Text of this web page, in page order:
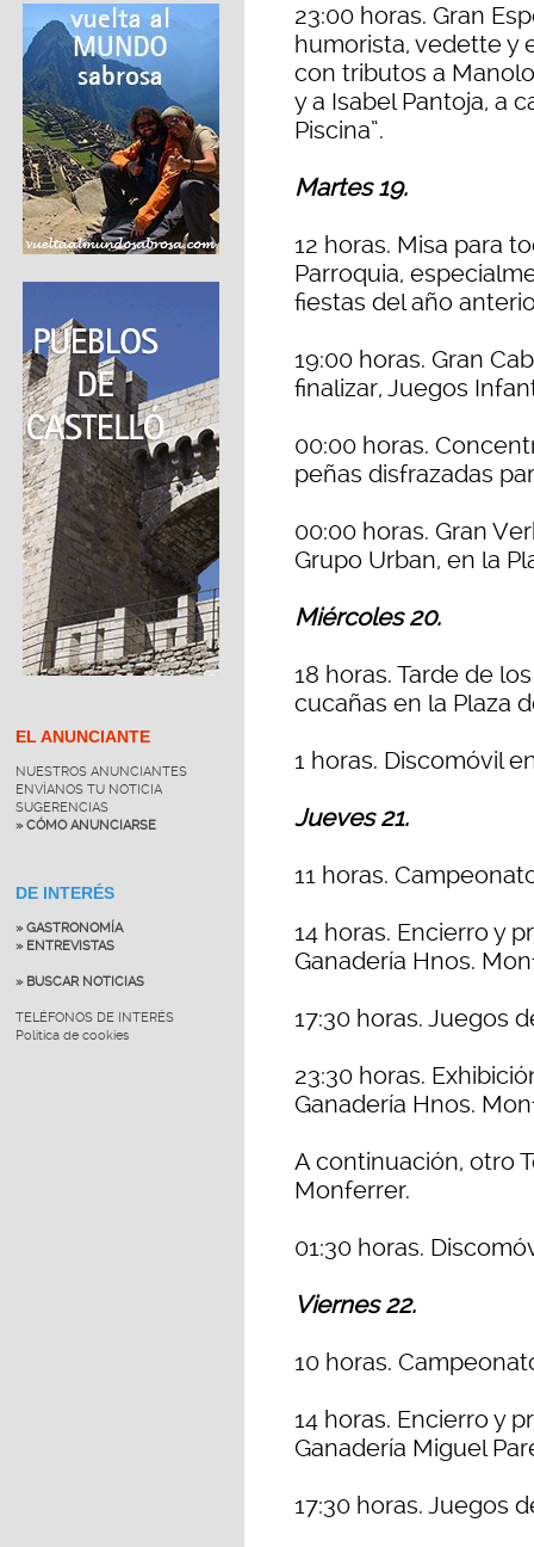
EL ANUNCIANTE
NUESTROS ANUNCIANTES
ENVÍANOS TU NOTICIA
SUGERENCIAS
» CÓMO ANUNCIARSE
DE INTERÉS
» GASTRONOMÍA
» ENTREVISTAS
» BUSCAR NOTICIAS
TELÉFONOS DE INTERÉS
Política de cookies
23:00 horas. Gran
humorista, vedette y
con tributos a
y a Isabel Pantoja, a
Piscina”.
Martes 19.
12 horas. Misa para
Parroquia,
fiestas del año
19:00 horas. Gran
finalizar, Juegos
00:00 horas.
peñas disfrazadas
00:00 horas. Gran
Grupo Urban, en la
Miércoles 20.
18 horas. Tarde de
cucañas en la Plaza
1 horas. Discomóvil
Jueves 21.
11 horas.
14 horas. Encierro y
Ganadería Hnos.
17:30 horas. Juegos
23:30 horas.
Ganadería Hnos.
A continuación, otro
Monferrer.
01:30 horas.
Viernes 22.
10 horas.
14 horas. Encierro y
Ganadería Miguel
17:30 horas. Juegos